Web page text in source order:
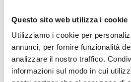
Questo sito web utilizza i cookie
Utilizziamo i cookie per
annunci, per fornire funzionalità
analizzare il nostro traffico.
informazioni sul modo in cui
Documenti
Seleziona tutti
Accedi, prima di scaricare i